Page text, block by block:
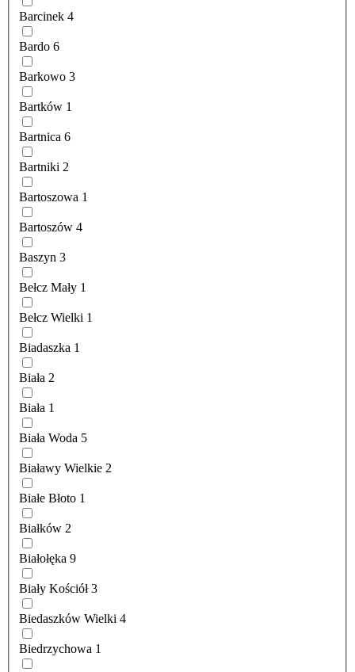
Barcinek 4
Bardo 6
Barkowo 3
Bartków 1
Bartnica 6
Bartniki 2
Bartoszowa 1
Bartoszów 4
Baszyn 3
Bełcz Mały 1
Bełcz Wielki 1
Biadaszka 1
Biała 2
Biała 1
Biała Woda 5
Białawy Wielkie 2
Białe Błoto 1
Białków 2
Białołęka 9
Biały Kościół 3
Biedaszków Wielki 4
Biedrzychowa 1